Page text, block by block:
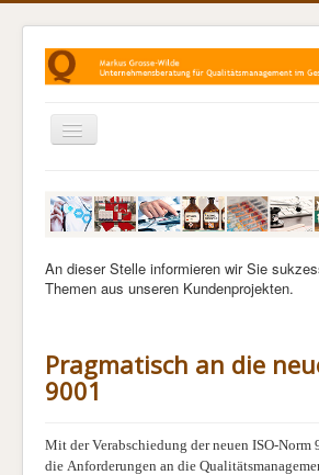
Navigation
an/aus
Leistungen
QM in Apotheken
QM in Arztpraxen
QM in der Physiotherapie
Projektverlauf
Kontakt
An dieser Stelle informieren wir Sie
Themen aus unseren Kundenprojekten.
Pragmatisch an die
9001
Mit der Verabschiedung der neuen ISO-Norm
die Anforderungen an die